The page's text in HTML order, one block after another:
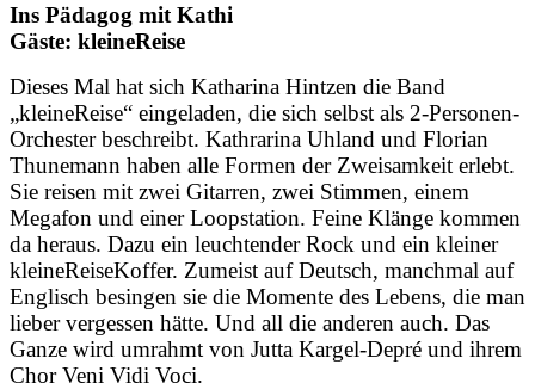
Ins Pädagog mit Kathi
Gäste: kleineReise
Dieses Mal hat sich Katharina Hintzen die Band
„kleineReise“ eingeladen, die sich selbst als 2-Personen-
Orchester beschreibt. Kathrarina Uhland und Florian
Thunemann haben alle Formen der Zweisamkeit erlebt.
Sie reisen mit zwei Gitarren, zwei Stimmen, einem
Megafon und einer Loopstation. Feine Klänge kommen
da heraus. Dazu ein leuchtender Rock und ein kleiner
kleineReiseKoffer. Zumeist auf Deutsch, manchmal auf
Englisch besingen sie die Momente des Lebens, die man
lieber vergessen hätte. Und all die anderen auch. Das
Ganze wird umrahmt von Jutta Kargel-Depré und ihrem
Chor Veni Vidi Voci.